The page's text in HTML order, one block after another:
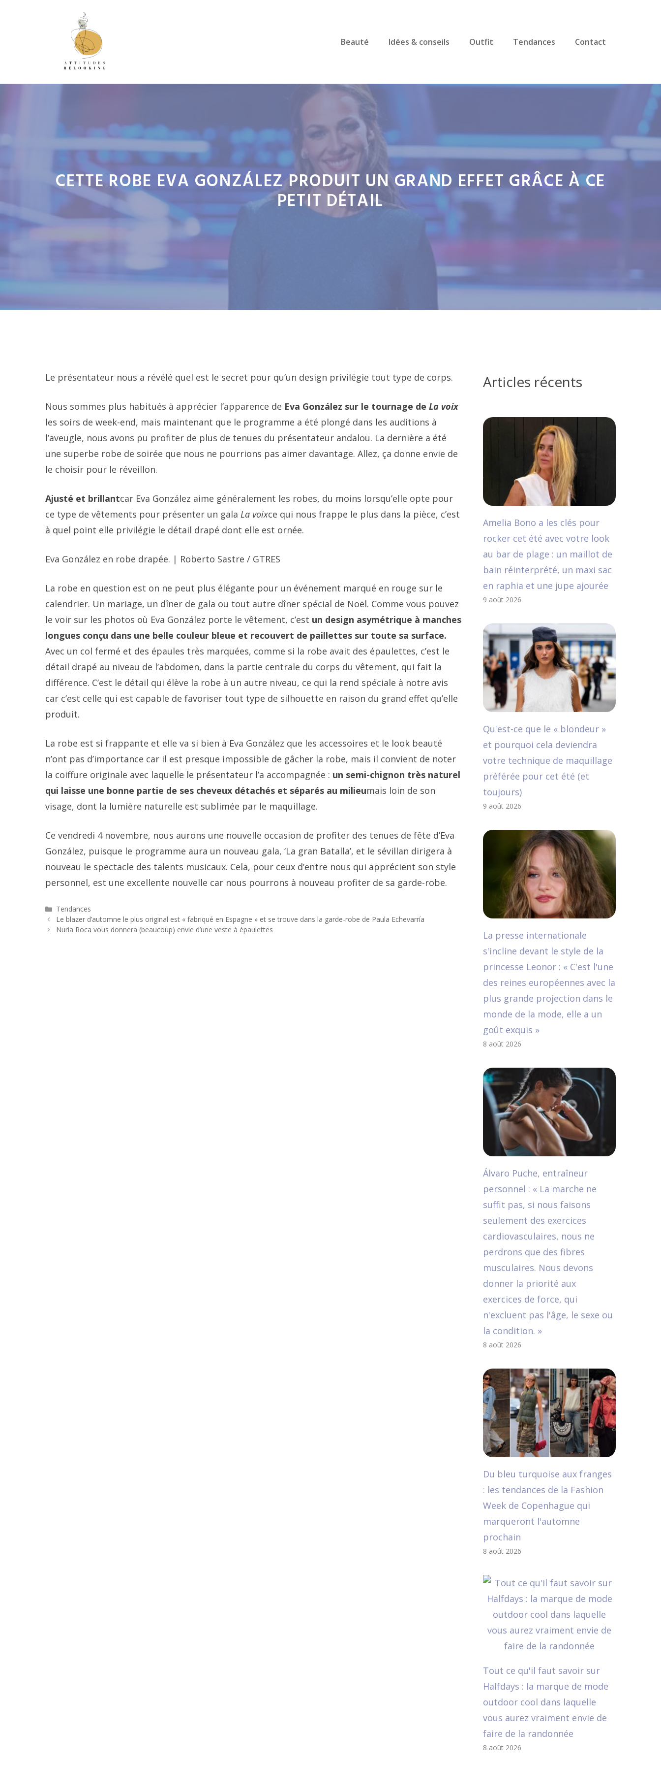
Beauté Idées & conseils Outfit Tendances Contact
CETTE ROBE EVA GONZÁLEZ PRODUIT UN GRAND EFFET GRÂCE À CE
PETIT DÉTAIL
Le présentateur nous a révélé quel est le secret pour qu’un design privilégie tout type de corps.
Nous sommes plus habitués à apprécier l’apparence de Eva González sur le tournage de La voix
les soirs de week-end, mais maintenant que le programme a été plongé dans les auditions à
l’aveugle, nous avons pu profiter de plus de tenues du présentateur andalou. La dernière a été
une superbe robe de soirée que nous ne pourrions pas aimer davantage. Allez, ça donne envie de
le choisir pour le réveillon.
Ajusté et brillantcar Eva González aime généralement les robes, du moins lorsqu’elle opte pour
ce type de vêtements pour présenter un gala La voixce qui nous frappe le plus dans la pièce, c’est
à quel point elle privilégie le détail drapé dont elle est ornée.
Eva González en robe drapée. | Roberto Sastre / GTRES
La robe en question est on ne peut plus élégante pour un événement marqué en rouge sur le
calendrier. Un mariage, un dîner de gala ou tout autre dîner spécial de Noël. Comme vous pouvez
le voir sur les photos où Eva González porte le vêtement, c’est un design asymétrique à manches
longues conçu dans une belle couleur bleue et recouvert de paillettes sur toute sa surface.
Avec un col fermé et des épaules très marquées, comme si la robe avait des épaulettes, c’est le
détail drapé au niveau de l’abdomen, dans la partie centrale du corps du vêtement, qui fait la
différence. C’est le détail qui élève la robe à un autre niveau, ce qui la rend spéciale à notre avis
car c’est celle qui est capable de favoriser tout type de silhouette en raison du grand effet qu’elle
produit.
La robe est si frappante et elle va si bien à Eva González que les accessoires et le look beauté
n’ont pas d’importance car il est presque impossible de gâcher la robe, mais il convient de noter
la coiffure originale avec laquelle le présentateur l’a accompagnée : un semi-chignon très naturel
qui laisse une bonne partie de ses cheveux détachés et séparés au milieumais loin de son
visage, dont la lumière naturelle est sublimée par le maquillage.
Ce vendredi 4 novembre, nous aurons une nouvelle occasion de profiter des tenues de fête d’Eva
González, puisque le programme aura un nouveau gala, ‘La gran Batalla’, et le sévillan dirigera à
nouveau le spectacle des talents musicaux. Cela, pour ceux d’entre nous qui apprécient son style
personnel, est une excellente nouvelle car nous pourrons à nouveau profiter de sa garde-robe.
Catégories
Tendances
Navigation
des
Le blazer d’automne le plus original est « fabriqué en Espagne » et se trouve dans la garde-robe de Paula Echevarría
Nuria Roca vous donnera (beaucoup) envie d’une veste à épaulettes
Articles récents
Amelia Bono a les clés pour
rocker cet été avec votre look
au bar de plage : un maillot de
bain réinterprété, un maxi sac
en raphia et une jupe ajourée
9 août 2026
Qu'est-ce que le « blondeur »
et pourquoi cela deviendra
votre technique de maquillage
préférée pour cet été (et
toujours)
9 août 2026
La presse internationale
s'incline devant le style de la
princesse Leonor : « C'est l'une
des reines européennes avec la
plus grande projection dans le
monde de la mode, elle a un
goût exquis »
8 août 2026
Álvaro Puche, entraîneur
personnel : « La marche ne
suffit pas, si nous faisons
seulement des exercices
cardiovasculaires, nous ne
perdrons que des fibres
musculaires. Nous devons
donner la priorité aux
exercices de force, qui
n'excluent pas l'âge, le sexe ou
la condition. »
8 août 2026
Du bleu turquoise aux franges
: les tendances de la Fashion
Week de Copenhague qui
marqueront l'automne
prochain
8 août 2026
Tout ce qu'il faut savoir sur
Halfdays : la marque de mode
outdoor cool dans laquelle
vous aurez vraiment envie de
faire de la randonnée
8 août 2026